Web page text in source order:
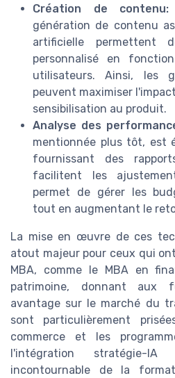
Création de contenu:
génération de contenu
artificielle permettent
personnalisé en
utilisateurs. Ainsi, les
peuvent maximiser
sensibilisation au produit.
Analyse des
mentionnée plus tôt, est
fournissant des
facilitent les
permet de gérer les
tout en augmentant le
La mise en œuvre de ces
atout majeur pour ceux qui
MBA, comme le MBA en
patrimoine, donnant aux
avantage sur le marché du
sont particulièrement
commerce et les
l'intégration stratégie-
incontournable de la